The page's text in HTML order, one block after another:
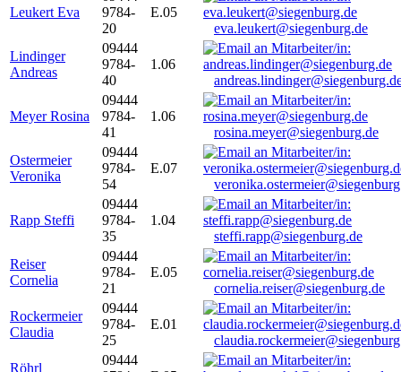
Leukert Eva
9784-
20
E.05
eva.leukert@siegenburg.de
Lindinger
Andreas
09444
9784-
40
1.06
Meyer Rosina
09444
9784-
41
1.06
rosina.meyer@siegenburg.de
Ostermeier
Veronika
09444
9784-
54
E.07
Rapp Steffi
09444
9784-
35
1.04
steffi.rapp@siegenburg.de
Reiser
Cornelia
09444
9784-
21
E.05
cornelia.reiser@siegenburg.de
Rockermeier
Claudia
09444
9784-
25
E.01
Röhrl
09444